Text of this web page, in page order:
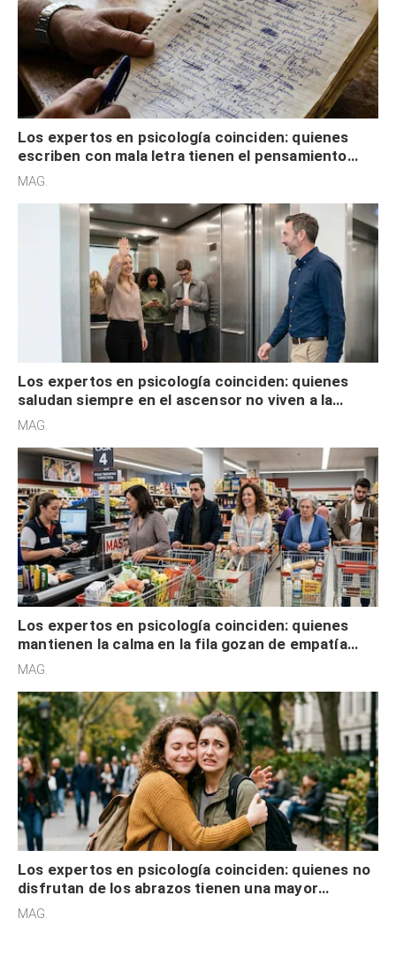
Los expertos en psicología coinciden: quienes
escriben con mala letra tienen el pensamiento
acelerado y no lo hacen por desinterés
MAG.
Los expertos en psicología coinciden: quienes
saludan siempre en el ascensor no viven a la
defensiva y tienen apertura social
MAG.
Los expertos en psicología coinciden: quienes
mantienen la calma en la fila gozan de empatía
cognitiva, gratitud y no solo tienen autocontrol
MAG.
Los expertos en psicología coinciden: quienes no
disfrutan de los abrazos tienen una mayor
sensibilidad a los estímulos físicos y no es por
MAG.